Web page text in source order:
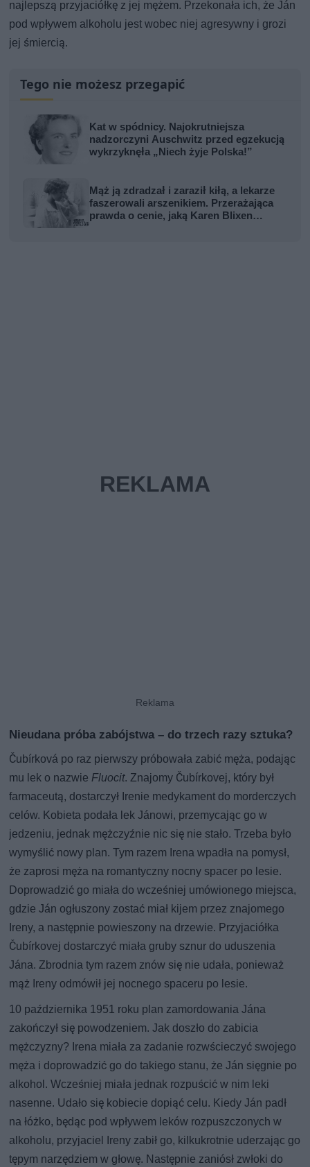
najlepszą przyjaciółkę z jej mężem. Przekonała ich, że Ján
pod wpływem alkoholu jest wobec niej agresywny i grozi
jej śmiercią.
Tego nie możesz przegapić
Kat w spódnicy. Najokrutniejsza
nadzorczyni Auschwitz przed egzekucją
wykrzyknęła „Niech żyje Polska!”
Mąż ją zdradzał i zaraził kiłą, a lekarze
faszerowali arszenikiem. Przerażająca
prawda o cenie, jaką Karen Blixen
Nieudana próba zabójstwa – do trzech razy sztuka?
Čubírková po raz pierwszy próbowała zabić męża, podając
mu lek o nazwieFluocit. Znajomy Čubírkovej, który był
farmaceutą, dostarczył Irenie medykament do morderczych
celów. Kobieta podała lek Jánowi, przemycając go w
jedzeniu, jednak mężczyźnie nic się nie stało. Trzeba było
wymyślić nowy plan. Tym razem Irena wpadła na pomysł,
że zaprosi męża na romantyczny nocny spacer po lesie.
Doprowadzić go miała do wcześniej umówionego miejsca,
gdzie Ján ogłuszony zostać miał kijem przez znajomego
Ireny, a następnie powieszony na drzewie. Przyjaciółka
Čubírkovej dostarczyć miała gruby sznur do uduszenia
Jána. Zbrodnia tym razem znów się nie udała, ponieważ
mąż Ireny odmówił jej nocnego spaceru po lesie.
10 października 1951 roku plan zamordowania Jána
zakończył się powodzeniem. Jak doszło do zabicia
mężczyzny? Irena miała za zadanie rozwścieczyć swojego
męża i doprowadzić go do takiego stanu, że Ján sięgnie po
alkohol. Wcześniej miała jednak rozpuścić w nim leki
nasenne. Udało się kobiecie dopiąć celu. Kiedy Ján padł
na łóżko, będąc pod wpływem leków rozpuszczonych w
alkoholu, przyjaciel Ireny zabił go, kilkukrotnie uderzając go
tępym narzędziem w głowę. Następnie zaniósł zwłoki do